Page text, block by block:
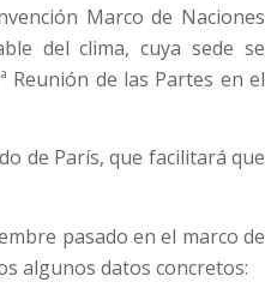
Marco de Naciones
del clima, cuya sede se
Reunión de las Partes en el
de París, que facilitará que
pasado en el marco de
algunos datos concretos: